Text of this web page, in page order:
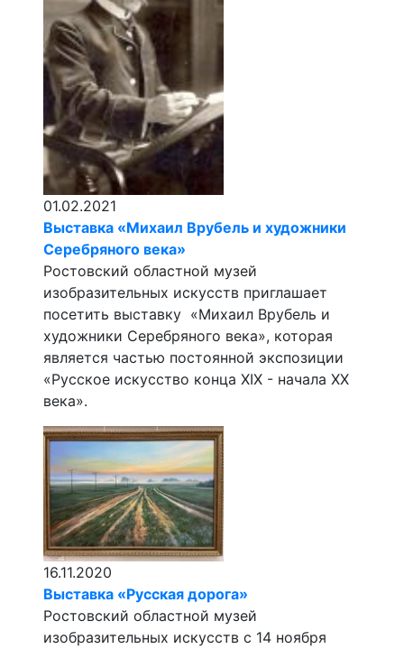
01.02.2021
Выставка «Михаил Врубель и художники
Серебряного века»
Ростовский областной музей
изобразительных искусств приглашает
посетить выставку «Михаил Врубель и
художники Серебряного века», которая
является частью постоянной экспозиции
«Русское искусство конца XIX - начала XX
века».
16.11.2020
Выставка «Русская дорога»
Ростовский областной музей
изобразительных искусств с 14 ноября